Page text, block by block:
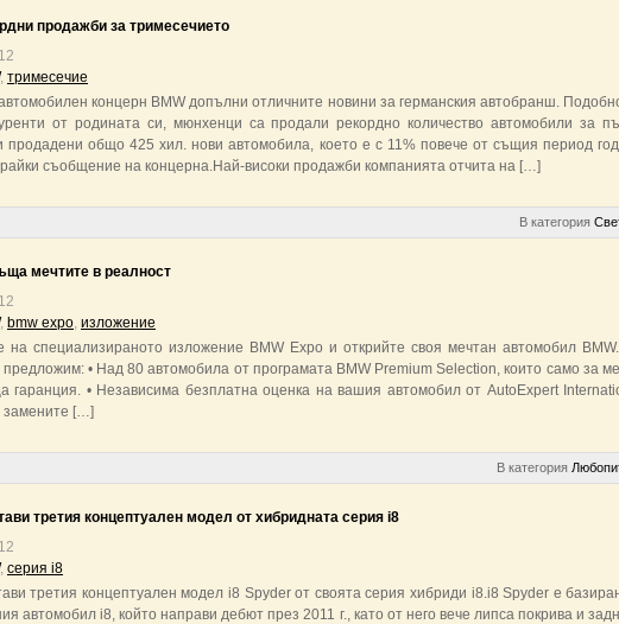
продажби за тримесечието
, тримесечие
концерн BMW допълни отличните новини за германския автобранш.
от родината си, мюнхенци са продали рекордно количество автомобили за
продадени общо 425 хил. нови автомобила, което е с 11% повече от същия период
съобщение на концерна.Най-високи продажби компанията отчита на […]
В категория
мечтите в реалност
, bmw expo, изложение
на специализираното изложение BMW Expo и открийте своя мечтан автомобил
• Над 80 автомобила от програмата BMW Premium Selection, които само за
гаранция. • Независима безплатна оценка на вашия автомобил от AutoExpert
замените […]
В категория
третия концептуален модел от хибридната серия i8
, серия i8
третия концептуален модел i8 Spyder от своята серия хибриди i8.i8 Spyder е
автомобил i8, който направи дебют през 2011 г., като от него вече липса покрива и